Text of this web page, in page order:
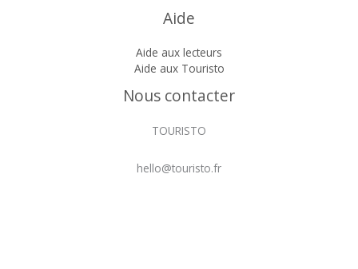
Aide
Aide aux lecteurs
Aide aux Touristo
Nous contacter
TOURISTO
hello@touristo.fr